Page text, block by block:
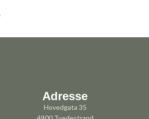
Adresse
Hovedgata 35